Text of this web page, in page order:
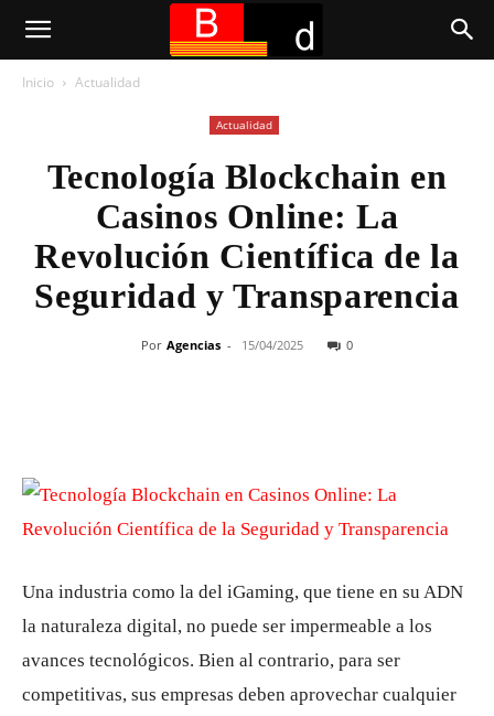
Inicio Actualidad
Actualidad
Tecnología Blockchain en
Casinos Online: La
Revolución Científica de la
Seguridad y Transparencia
Por Agencias - 15/04/2025 0
Una industria como la del iGaming, que tiene en su ADN
la naturaleza digital, no puede ser impermeable a los
avances tecnológicos. Bien al contrario, para ser
competitivas, sus empresas deben aprovechar cualquier